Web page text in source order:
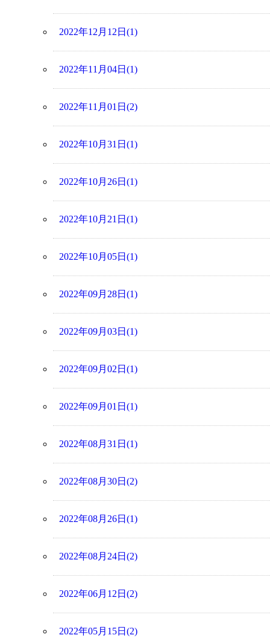
2022年12月12日(1)
2022年11月04日(1)
2022年11月01日(2)
2022年10月31日(1)
2022年10月26日(1)
2022年10月21日(1)
2022年10月05日(1)
2022年09月28日(1)
2022年09月03日(1)
2022年09月02日(1)
2022年09月01日(1)
2022年08月31日(1)
2022年08月30日(2)
2022年08月26日(1)
2022年08月24日(2)
2022年06月12日(2)
2022年05月15日(2)